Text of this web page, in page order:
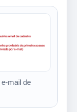
mail de